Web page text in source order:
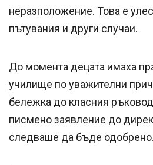
неразположение. Това е
пътувания и други случаи.
До момента децата имаха
училище по уважителни
бележка до класния
писмено заявление до
следваше да бъде одобрено.